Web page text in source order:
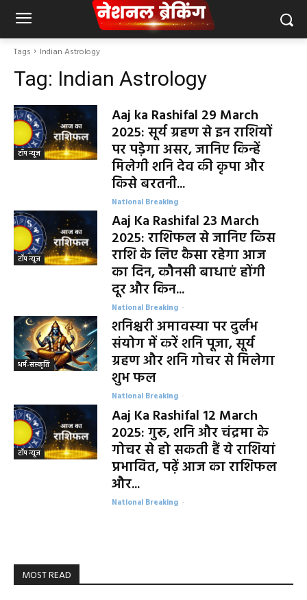
Tags Indian Astrology
Tag: Indian Astrology
टॉप न्यूज
Aaj ka Rashifal 29 March
2025: सूर्य ग्रहण से इन राशियों
पर पड़ेगा असर, जानिए किन्हें
मिलेगी शनि देव की कृपा और
किसे बरतनी...
National Breaking -
टॉप न्यूज
Aaj Ka Rashifal 23 March
2025: राशिफल से जानिए किस
राशि के लिए कैसा रहेगा आज
का दिन, कौनसी बाधाएं होंगी
दूर और किन...
National Breaking -
धर्म-संस्कृति
शनिश्चरी अमावस्या पर दुर्लभ
संयोग में करें शनि पूजा, सूर्य
ग्रहण और शनि गोचर से मिलेगा
शुभ फल
National Breaking -
टॉप न्यूज
Aaj Ka Rashifal 12 March
2025: गुरु, शनि और चंद्रमा के
गोचर से हो सकती हैं ये राशियां
प्रभावित, पढ़ें आज का राशिफल
और...
National Breaking -
MOST READ